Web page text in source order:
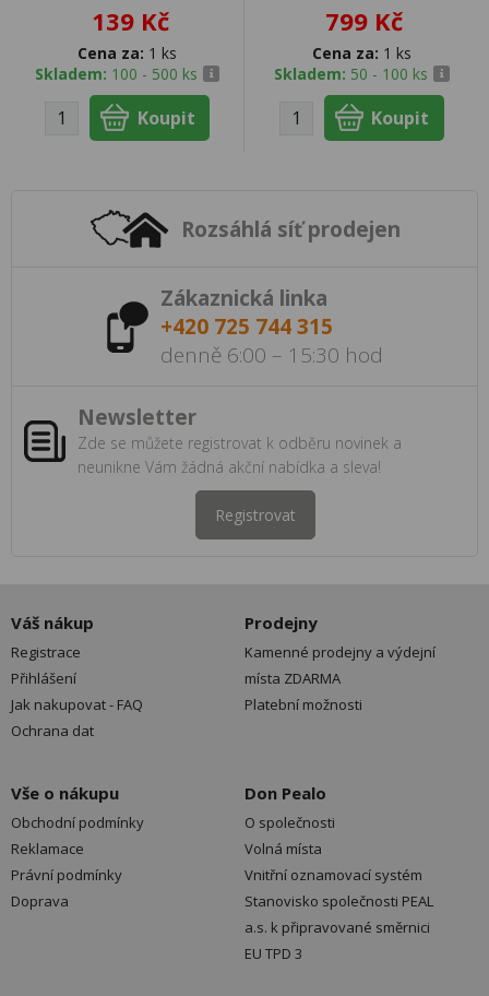
139 Kč
Cena za: 1 ks
Skladem: 100 - 500 ks
799 Kč
Cena za: 1 ks
Skladem: 50 - 100 ks
Rozsáhlá síť prodejen
Zákaznická linka
+420 725 744 315
denně 6:00 – 15:30 hod
Newsletter
Zde se můžete registrovat k odběru novinek a
neunikne Vám žádná akční nabídka a sleva!
Registrovat
Váš nákup
Registrace
Přihlášení
Jak nakupovat - FAQ
Ochrana dat
Prodejny
Kamenné prodejny a výdejní
místa ZDARMA
Platební možnosti
Vše o nákupu
Obchodní podmínky
Reklamace
Právní podmínky
Doprava
Don Pealo
O společnosti
Volná místa
Vnitřní oznamovací systém
Stanovisko společnosti PEAL
a.s. k připravované směrnici
EU TPD 3